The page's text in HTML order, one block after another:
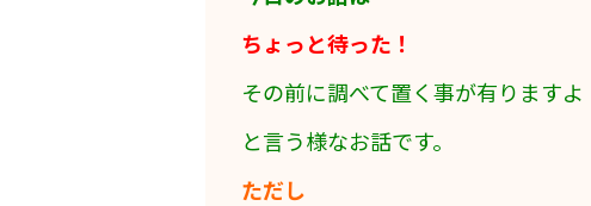
ちょっと待った！
その前に調べて置く事が有りますよ
と言う様なお話です。
ただし